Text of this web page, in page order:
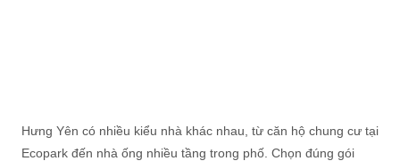
Hưng Yên có nhiều kiểu nhà khác nhau, từ căn hộ chung cư tại
Ecopark đến nhà ống nhiều tầng trong phố. Chọn đúng gói